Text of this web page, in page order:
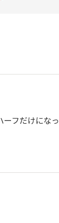
フだけにな